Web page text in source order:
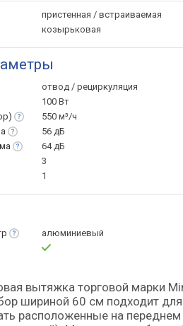
пристенная / встраиваемая
козырьковая
отвод / рециркуляция
100 Вт
550 м³/ч
56 дБ
64 дБ
3
1
алюминиевый
шириной 60 см подходит
расположенные на